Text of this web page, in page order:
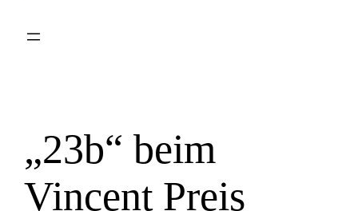
„23b“ beim
Vincent Preis